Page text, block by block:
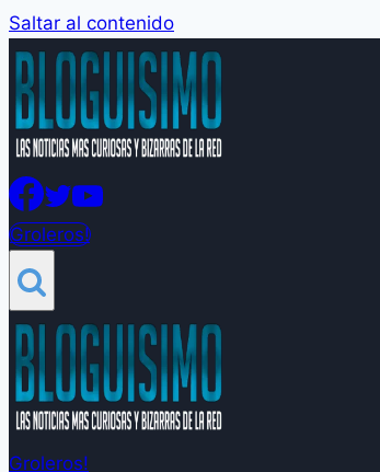
Saltar al contenido
Groleros!
Groleros!